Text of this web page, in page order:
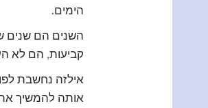
הימים.
השנים הם שנים
קביעות, הם לא
אילזה נחשבת
אותה להמשיך